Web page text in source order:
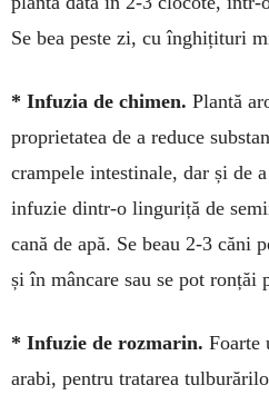
Se bea peste zi, cu înghi­țituri
* Infuzia de chimen. Plan­tă
proprie­tatea de a reduce
crampele intestinale, dar și de
infuzie dintr-o lin­gu­riță de
cană de apă. Se beau 2-3 căni
și în mâncare sau se pot ronțăi
* Infuzie de rozmarin. Foarte
arabi, pentru tratarea